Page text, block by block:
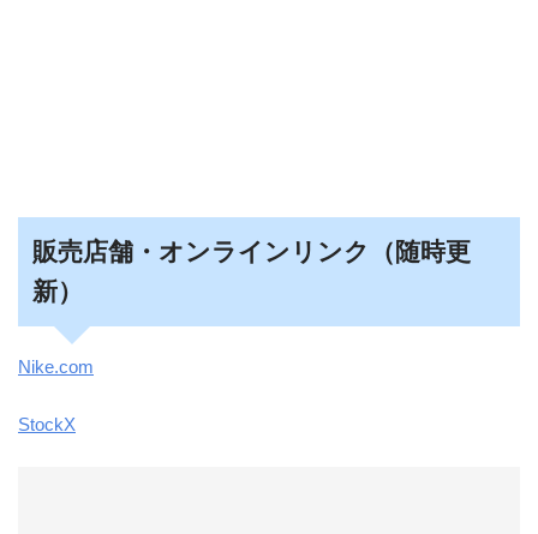
販売店舗・オンラインリンク（随時更
新）
Nike.com
StockX